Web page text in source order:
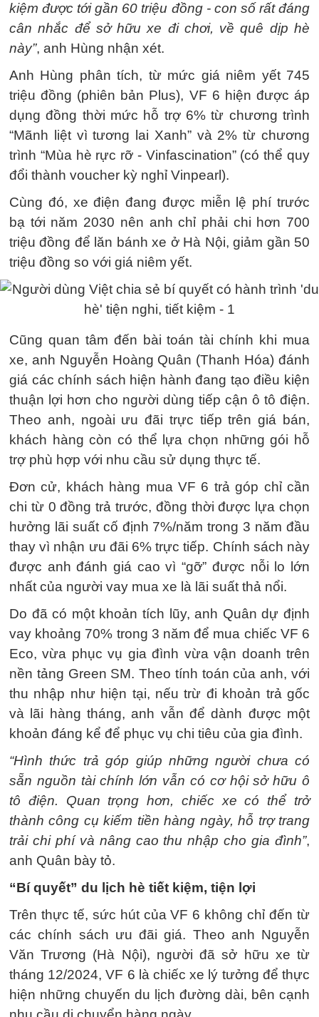
kiệm được tới gần 60 triệu đồng - con số rất đáng
cân nhắc để sở hữu xe đi chơi, về quê dịp hè
này”, anh Hùng nhận xét.
Anh Hùng phân tích, từ mức giá niêm yết 745
triệu đồng (phiên bản Plus), VF 6 hiện được áp
dụng đồng thời mức hỗ trợ 6% từ chương trình
“Mãnh liệt vì tương lai Xanh” và 2% từ chương
trình “Mùa hè rực rỡ - Vinfascination” (có thể quy
đổi thành voucher kỳ nghỉ Vinpearl).
Cùng đó, xe điện đang được miễn lệ phí trước
bạ tới năm 2030 nên anh chỉ phải chi hơn 700
triệu đồng để lăn bánh xe ở Hà Nội, giảm gần 50
triệu đồng so với giá niêm yết.
Cũng quan tâm đến bài toán tài chính khi mua
xe, anh Nguyễn Hoàng Quân (Thanh Hóa) đánh
giá các chính sách hiện hành đang tạo điều kiện
thuận lợi hơn cho người dùng tiếp cận ô tô điện.
Theo anh, ngoài ưu đãi trực tiếp trên giá bán,
khách hàng còn có thể lựa chọn những gói hỗ
trợ phù hợp với nhu cầu sử dụng thực tế.
Đơn cử, khách hàng mua VF 6 trả góp chỉ cần
chi từ 0 đồng trả trước, đồng thời được lựa chọn
hưởng lãi suất cố định 7%/năm trong 3 năm đầu
thay vì nhận ưu đãi 6% trực tiếp. Chính sách này
được anh đánh giá cao vì “gỡ” được nỗi lo lớn
nhất của người vay mua xe là lãi suất thả nổi.
Do đã có một khoản tích lũy, anh Quân dự định
vay khoảng 70% trong 3 năm để mua chiếc VF 6
Eco, vừa phục vụ gia đình vừa vận doanh trên
nền tảng Green SM. Theo tính toán của anh, với
thu nhập như hiện tại, nếu trừ đi khoản trả gốc
và lãi hàng tháng, anh vẫn để dành được một
khoản đáng kể để phục vụ chi tiêu của gia đình.
“Hình thức trả góp giúp những người chưa có
sẵn nguồn tài chính lớn vẫn có cơ hội sở hữu ô
tô điện. Quan trọng hơn, chiếc xe có thể trở
thành công cụ kiếm tiền hàng ngày, hỗ trợ trang
trải chi phí và nâng cao thu nhập cho gia đình”,
anh Quân bày tỏ.
“Bí quyết” du lịch hè tiết kiệm, tiện lợi
Trên thực tế, sức hút của VF 6 không chỉ đến từ
các chính sách ưu đãi giá. Theo anh Nguyễn
Văn Trương (Hà Nội), người đã sở hữu xe từ
tháng 12/2024, VF 6 là chiếc xe lý tưởng để thực
hiện những chuyến du lịch đường dài, bên cạnh